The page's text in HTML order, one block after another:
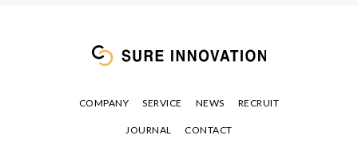
COMPANY SERVICE NEWS RECRUIT
JOURNAL CONTACT